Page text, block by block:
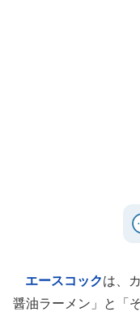
エースコックは、
醤油ラーメン」と「